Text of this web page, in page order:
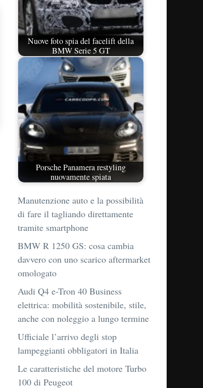
Nuove foto spia del facelift della
BMW Serie 5 GT
Porsche Panamera restyling
nuovamente spiata
Manutenzione auto e la possibilità
di fare il tagliando direttamente
tramite smartphone
BMW R 1250 GS: cosa cambia
davvero con uno scarico aftermarket
omologato
Audi Q4 e-Tron 40 Business
elettrica: mobilità sostenibile, stile,
anche con noleggio a lungo termine
Ufficiale l’arrivo degli stop
lampeggianti obbligatori in Italia
Le caratteristiche del motore Turbo
100 di Peugeot